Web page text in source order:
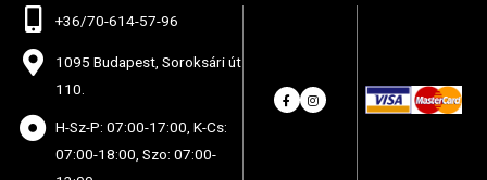
+36/70-614-57-96
1095 Budapest, Soroksári út
110.
H-Sz-P: 07:00-17:00, K-Cs:
07:00-18:00, Szo: 07:00-